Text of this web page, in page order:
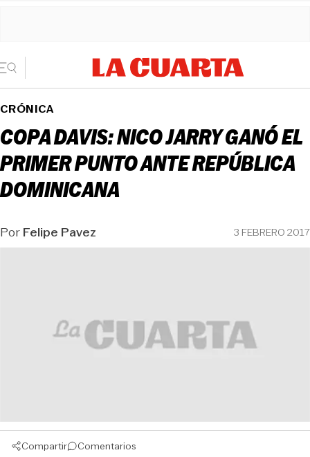
CRÓNICA
COPA DAVIS: NICO JARRY GANÓ EL
PRIMER PUNTO ANTE REPÚBLICA
DOMINICANA
PorFelipe Pavez 3 FEBRERO 2017
Compartir Comentarios